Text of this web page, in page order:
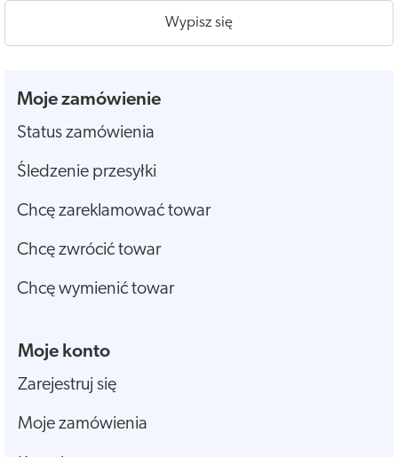
Wypisz się
Moje zamówienie
Status zamówienia
Śledzenie przesyłki
Chcę zareklamować towar
Chcę zwrócić towar
Chcę wymienić towar
Moje konto
Zarejestruj się
Moje zamówienia